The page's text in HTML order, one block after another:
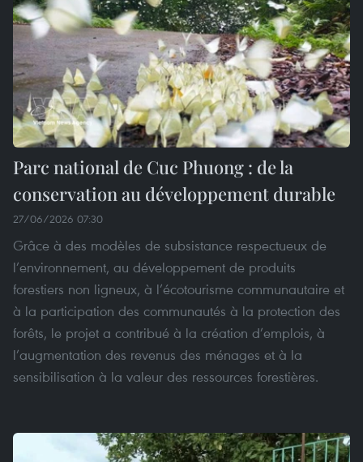
Parc national de Cuc Phuong : de la
conservation au développement durable
27/06/2026 07:30
Grâce à des modèles de subsistance respectueux de
l’environnement, au développement de produits
forestiers non ligneux, à l’écotourisme communautaire et
à la participation des communautés à la protection des
forêts, le projet a contribué à la création d’emplois, à
l’augmentation des revenus des ménages et à la
sensibilisation à la valeur des ressources forestières.